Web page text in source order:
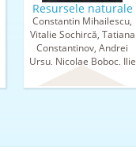
Resursele naturale
Constantin Mihailescu,
Vitalie Sochircă, Tatiana
Constantinov, Andrei
Ursu, Nicolae Boboc, Ilie
Boian, Adam Begu,
Andrei Munteanu